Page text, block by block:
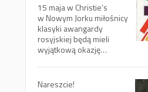
15 maja w Christie’s
w Nowym Jorku miłośnicy
klasyki awangardy
rosyjskiej będą mieli
wyjątkową okazję…
Nareszcie!